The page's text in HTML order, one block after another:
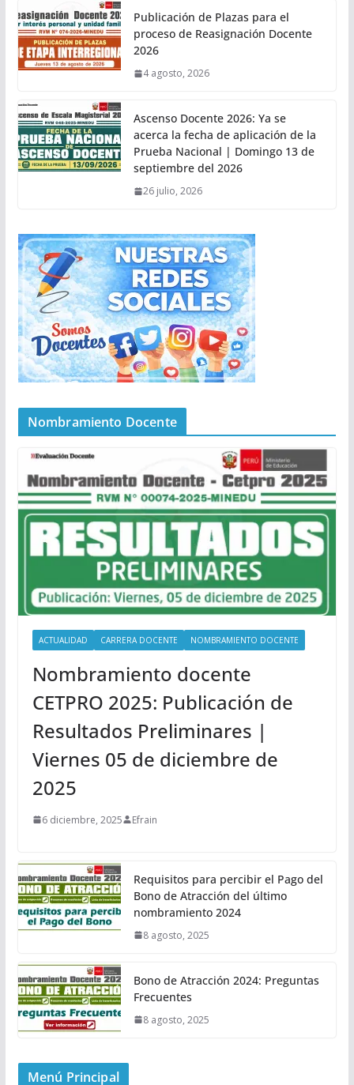
Publicación de Plazas para el
proceso de Reasignación Docente
2026
4 agosto, 2026
Ascenso Docente 2026: Ya se
acerca la fecha de aplicación de la
Prueba Nacional | Domingo 13 de
septiembre del 2026
26 julio, 2026
Nombramiento Docente
ACTUALIDAD CARRERA DOCENTE NOMBRAMIENTO DOCENTE
Nombramiento docente
CETPRO 2025: Publicación de
Resultados Preliminares |
Viernes 05 de diciembre de
2025
6 diciembre, 2025 Efrain
Requisitos para percibir el Pago del
Bono de Atracción del último
nombramiento 2024
8 agosto, 2025
Bono de Atracción 2024: Preguntas
Frecuentes
8 agosto, 2025
Menú Principal